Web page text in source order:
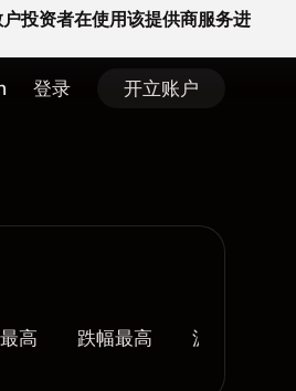
投资者在使用该提供商服务进
登录 开立账户
高 跌幅最高 波幅最大